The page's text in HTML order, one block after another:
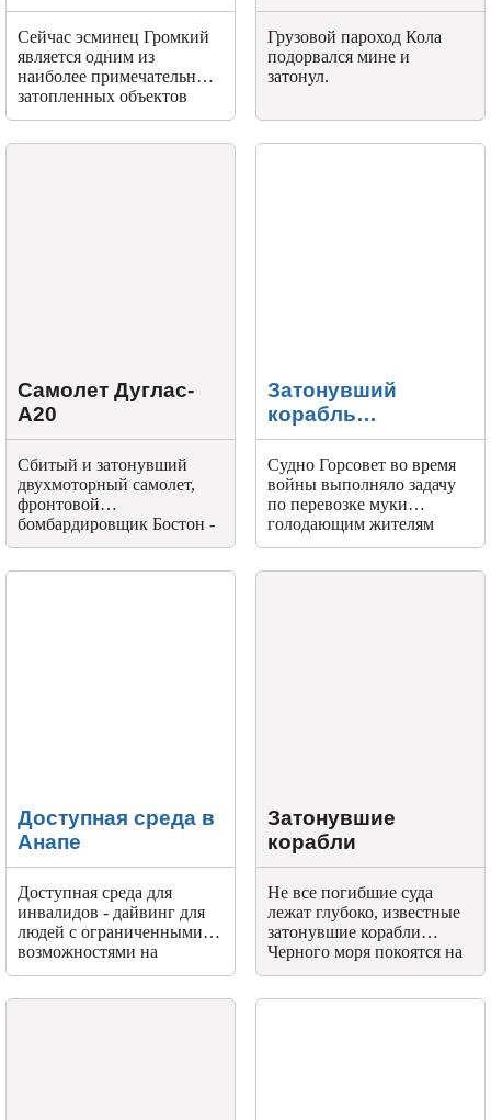
Сейчас эсминец Громкий
является одним из
наиболее примечательных
затопленных объектов
Черного моря.
Грузовой пароход Кола
подорвался мине и
затонул.
Самолет Дуглас-
А20
Сбитый и затонувший
двухмоторный самолет,
фронтовой
бомбардировщик Бостон -
Douglas Boston A-20
Затонувший
корабль
«Одесский
горсовет»
Судно Горсовет во время
войны выполняло задачу
по перевозке муки
голодающим жителям
Анапы.
Доступная среда в
Анапе
Доступная среда для
инвалидов - дайвинг для
людей с ограниченными
возможностями на
Черноморском побережье
Затонувшие
корабли
Не все погибшие суда
лежат глубоко, известные
затонувшие корабли
Черного моря покоятся на
глубинах от 10 до 45